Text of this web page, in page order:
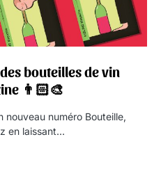
bouteilles de vin
👨🏻‍🎨
nouveau numéro Bouteille,
en laissant…